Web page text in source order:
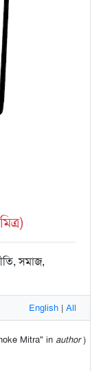
সমাজ,
English | All
Mitra" in author)